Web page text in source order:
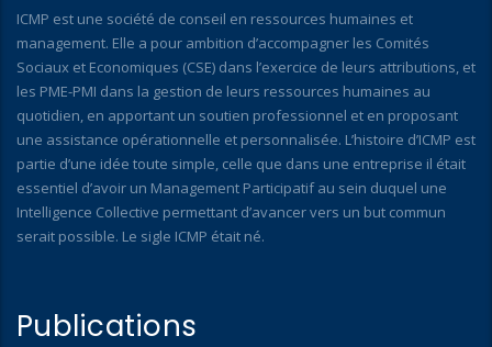
ICMP est une société de conseil en ressources humaines et
management. Elle a pour ambition d’accompagner les Comités
Sociaux et Economiques (CSE) dans l’exercice de leurs attributions, et
les PME-PMI dans la gestion de leurs ressources humaines au
quotidien, en apportant un soutien professionnel et en proposant
une assistance opérationnelle et personnalisée. L’histoire d’ICMP est
partie d’une idée toute simple, celle que dans une entreprise il était
essentiel d’avoir un Management Participatif au sein duquel une
Intelligence Collective permettant d’avancer vers un but commun
serait possible. Le sigle ICMP était né.
Publications